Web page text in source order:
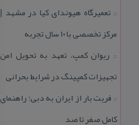
:: تعمیرگاه هیوندای كیا در مشهد |
مركز تخصصی با ۱۰ سال تجربه
:: ریوان كمپ، تعهد به تحویل امن
تجهیزات كمپینگ در شرایط بحرانی
:: فریت بار از ایران به دبی؛ راهنمای
كامل صفر تا صد